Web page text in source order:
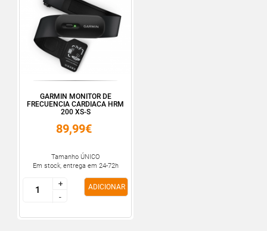
GARMIN MONITOR DE
FRECUENCIA CARDIACA HRM
200 XS-S
89,99€
Tamanho ÚNICO
Em stock, entrega em 24-72h
+
-
+
-
ADICIONAR